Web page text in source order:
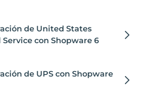
de United States
Service con Shopware 6
de UPS con Shopware